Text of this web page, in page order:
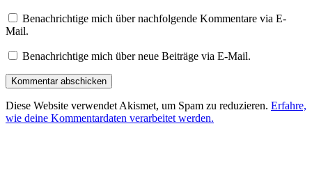
Benachrichtige mich über nachfolgende Kommentare via E-
Mail.
Benachrichtige mich über neue Beiträge via E-Mail.
Diese Website verwendet Akismet, um Spam zu reduzieren. Erfahre,
wie deine Kommentardaten verarbeitet werden.